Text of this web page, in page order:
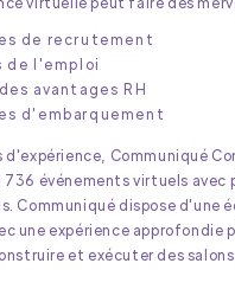
de recrutement
de l'emploi
avantages RH
d'embarquement
d'expérience, Communiqué
736 événements virtuels avec
Communiqué dispose d'une
une expérience approfondie
et exécuter des